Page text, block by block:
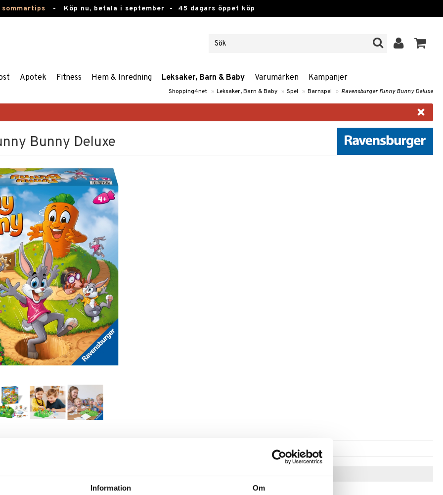
Information Om
- Köp nu, betala i september - 45 dagars öppet köp
Apotek Fitness Hem & Inredning Leksaker, Barn & Baby Varumärken Kampanjer
Shopping4net » Leksaker, Barn & Baby » Spel » Barnspel » Ravensburger Funny Bunny Deluxe
×
Bunny Deluxe
ska komma först till den saftiga moroten på toppen
Tips till dig